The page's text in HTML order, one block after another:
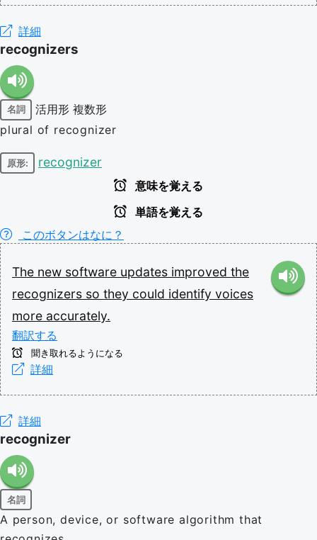
詳細
recognizers
名詞 活用形 複数形
plural of recognizer
原形: recognizer
意味を覚える
単語を覚える
このボタンはなに？
The new software updates improved the
recognizers so they could identify voices
more accurately.
翻訳する
聞き取れるようになる
詳細
詳細
recognizer
名詞
A person, device, or software algorithm that